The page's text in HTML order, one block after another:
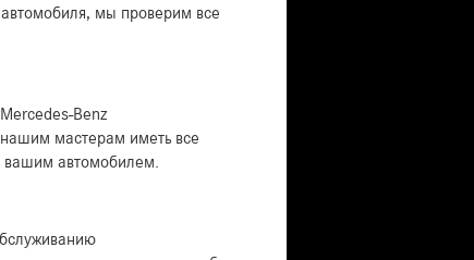
мы проверим все
Benz
мастерам иметь все
вашим автомобилем.